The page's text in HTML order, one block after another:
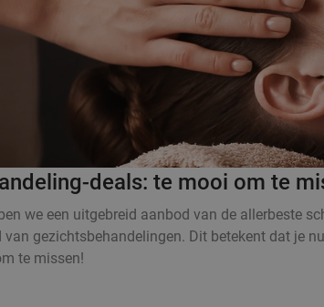
deals: te mooi om te
we een uitgebreid aanbod van de allerbeste
van gezichtsbehandelingen. Dit betekent dat je
te missen!